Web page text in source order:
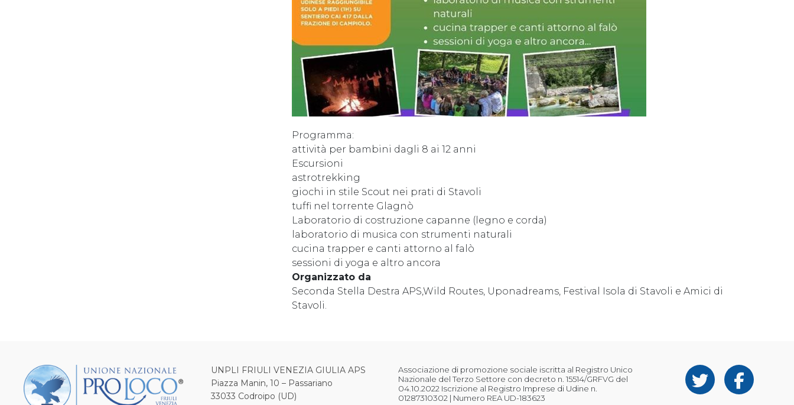
Programma:
attività per bambini dagli 8 ai 12 anni
Escursioni
astrotrekking
giochi in stile Scout nei prati di Stavoli
tuffi nel torrente Glagnò
Laboratorio di costruzione capanne (legno e corda)
laboratorio di musica con strumenti naturali
cucina trapper e canti attorno al falò
sessioni di yoga e altro ancora
Organizzato da
Seconda Stella Destra APS,Wild Routes, Uponadreams, Festival Isola di Stavoli e Amici di
Stavoli.
UNPLI FRIULI VENEZIA GIULIA APS
Piazza Manin, 10 – Passariano
33033 Codroipo (UD)
Associazione di promozione sociale iscritta al Registro Unico
Nazionale del Terzo Settore con decreto n. 15514/GRFVG del
04.10.2022 Iscrizione al Registro Imprese di Udine n.
01287310302 | Numero REA UD-183623